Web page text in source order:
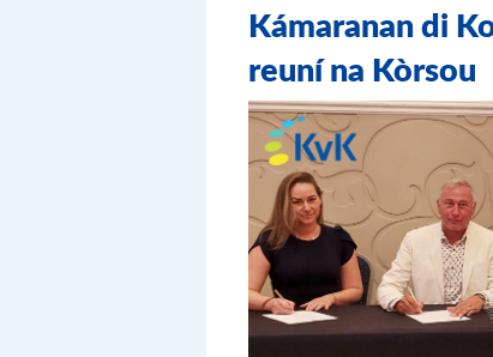
Kámaranan di
reuní na Kòrsou